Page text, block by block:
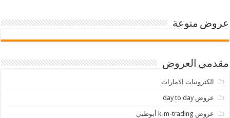
عروض منوعة
مقدمي العروض
الكترونيات الامارات
عروض day to day
عروض k-m-trading أبوظبي